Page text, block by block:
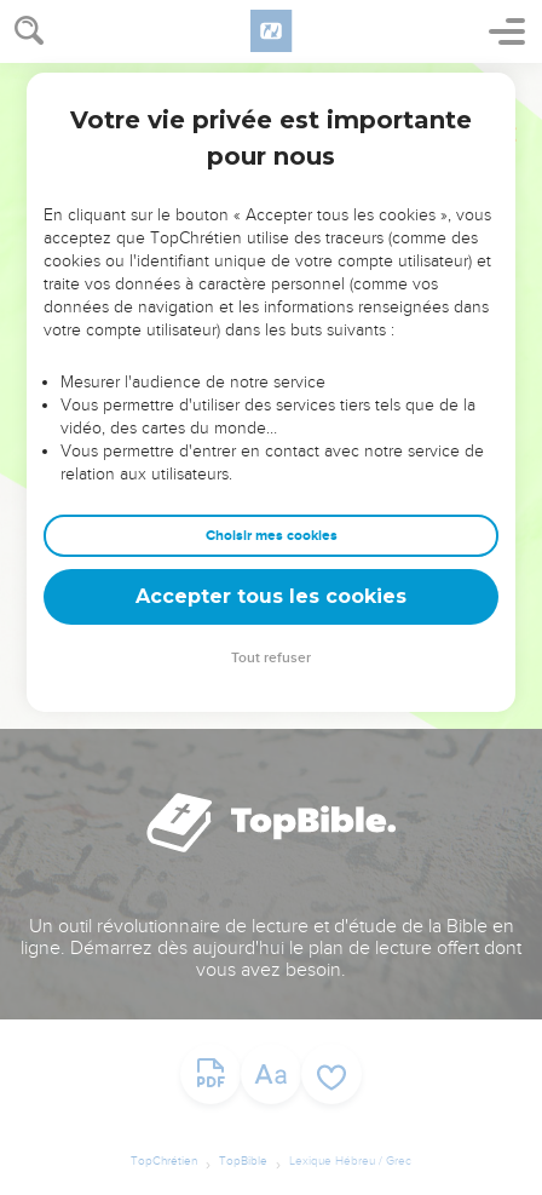
NE MANQUEZ PAS L’ÉVÉNEMENT
DE L’ANNÉE !
ET SI LEURS ERREURS POUVAIENT VOUS ÉVITER LES
VOTRES ?
leur foi ou leur vision. Mais on voit moins les doutes, les erreurs
et les saisons difficiles qu'ils ont traversés, alors même que ce
sont elles qui les ont façonnés.
Dans cette conférence, leaders, entrepreneurs, et responsables
clés pour avancer avec plus de sagesse afin que leurs erreurs
deviennent vos tremplins. Que vous guidiez un ministère, une
équipe, un groupe ou une famille, leur expérience est faite
Un outil révolutionnaire de lecture et d'étude de la Bible en
ligne. Démarrez dès aujourd'hui le plan de lecture offert dont
vous avez besoin.
TopChrétien TopBible Lexique Hébreu / Grec
Votre vie privée est importante
pour nous
En cliquant sur le bouton « Accepter tous les cookies », vous
acceptez que TopChrétien utilise des traceurs (comme des
cookies ou l'identifiant unique de votre compte utilisateur) et
traite vos données à caractère personnel (comme vos
données de navigation et les informations renseignées dans
votre compte utilisateur) dans les buts suivants :
Mesurer l'audience de notre service
Vous permettre d'utiliser des services tiers tels que de la
vidéo, des cartes du monde…
Vous permettre d'entrer en contact avec notre service de
relation aux utilisateurs.
Choisir mes cookies
Accepter tous les cookies
Tout refuser